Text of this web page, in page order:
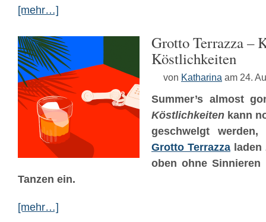
[mehr…]
Grotto Terrazza –
Köstlichkeiten
von Katharina am 24.
Summer’s almost
Köstlichkeiten kann
geschwelgt
Grotto Terrazza
oben ohne Sinnieren
Tanzen ein.
[mehr…]